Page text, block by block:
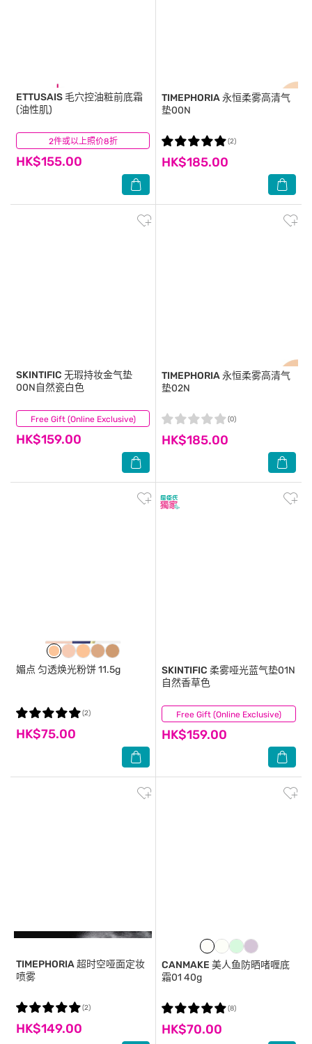
2件或以上照价8折
ETTUSAIS 毛穴控油粧前底霜
(油性肌)
HK$155.00
(39)
TIMEPHORIA永恒柔雾高清气
垫00N
HK$185.00
(2)
Free Gift (Online Exclusive)
SKINTIFIC 无瑕持妆金气垫
00N自然瓷白色
HK$159.00
(4)
TIMEPHORIA永恒柔雾高清气
垫02N
HK$185.00
(0)
媚点 匀透焕光粉饼 11.5g
HK$75.00
(2) Free Gift (Online Exclusive)
SKINTIFIC 柔雾哑光蓝气垫01N
自然香草色
HK$159.00
(2)
TIMEPHORIA超时空哑面定妆
喷雾
HK$149.00
(2)
CANMAKE 美人鱼防晒啫喱底
霜01 40g
HK$70.00
(8)